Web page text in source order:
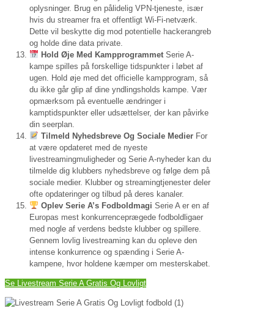
oplysninger. Brug en pålidelig VPN-tjeneste, især
hvis du streamer fra et offentligt Wi-Fi-netværk.
Dette vil beskytte dig mod potentielle hackerangreb
og holde dine data private.
Hold Øje Med KampprogrammetSerie A-
kampe spilles på forskellige tidspunkter i løbet af
ugen. Hold øje med det officielle kampprogram, så
du ikke går glip af dine yndlingsholds kampe. Vær
opmærksom på eventuelle ændringer i
kamptidspunkter eller udsættelser, der kan påvirke
din seerplan.
Tilmeld Nyhedsbreve Og Sociale MedierFor
at være opdateret med de nyeste
livestreamingmuligheder og Serie A-nyheder kan du
tilmelde dig klubbers nyhedsbreve og følge dem på
sociale medier. Klubber og streamingtjenester deler
ofte opdateringer og tilbud på deres kanaler.
Oplev Serie A’s Fodboldmagi Serie A er en af
Europas mest konkurrenceprægede fodboldligaer
med nogle af verdens bedste klubber og spillere.
Gennem lovlig livestreaming kan du opleve den
intense konkurrence og spænding i Serie A-
kampene, hvor holdene kæmper om mesterskabet.
Se Livestream Serie A Gratis Og Lovligt